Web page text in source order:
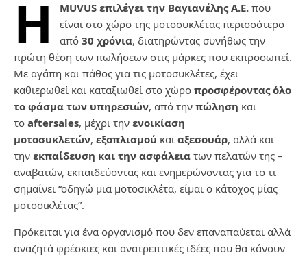
Η MUVUS επιλέγει την Βαγιανέλης Α.Ε. που
είναι στο χώρο της μοτοσυκλέτας περισσότερο
από 30 χρόνια, διατηρώντας συνήθως την
πρώτη θέση των πωλήσεων στις μάρκες που εκπροσωπεί.
Με αγάπη και πάθος για τις μοτοσυκλέτες, έχει
καθιερωθεί και καταξιωθεί στο χώρο προσφέροντας όλο
το φάσμα των υπηρεσιών, από την πώληση και
το aftersales, μέχρι την ενοικίαση
μοτοσυκλετών, εξοπλισμού και αξεσουάρ, αλλά και
την εκπαίδευση και την ασφάλεια των πελατών της –
αναβατών, εκπαιδεύοντας και ενημερώνοντας για το τι
σημαίνει “οδηγώ μια μοτοσικλέτα, είμαι ο κάτοχος μίας
μοτοσικλέτας”.
Πρόκειται για ένα οργανισμό που δεν επαναπαύεται αλλά
αναζητά φρέσκιες και ανατρεπτικές ιδέες που θα κάνουν